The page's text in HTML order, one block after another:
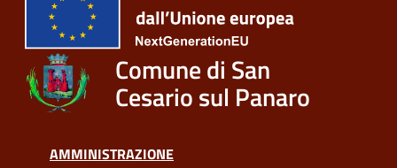
Comune di San
Cesario sul Panaro
AMMINISTRAZIONE